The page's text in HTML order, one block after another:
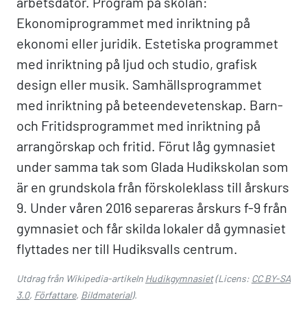
Ekonomiprogrammet med inriktning på
ekonomi eller juridik. Estetiska programmet
med inriktning på ljud och studio, grafisk
design eller musik. Samhällsprogrammet
med inriktning på beteendevetenskap. Barn-
och Fritidsprogrammet med inriktning på
arrangörskap och fritid. Förut låg gymnasiet
under samma tak som Glada Hudikskolan som
är en grundskola från förskoleklass till årskurs
9. Under våren 2016 separeras årskurs f-9 från
gymnasiet och får skilda lokaler då gymnasiet
flyttades ner till Hudiksvalls centrum.
Utdrag från Wikipedia-artikeln Hudikgymnasiet(Licens: CC BY-SA
3.0, Författare, Bildmaterial).